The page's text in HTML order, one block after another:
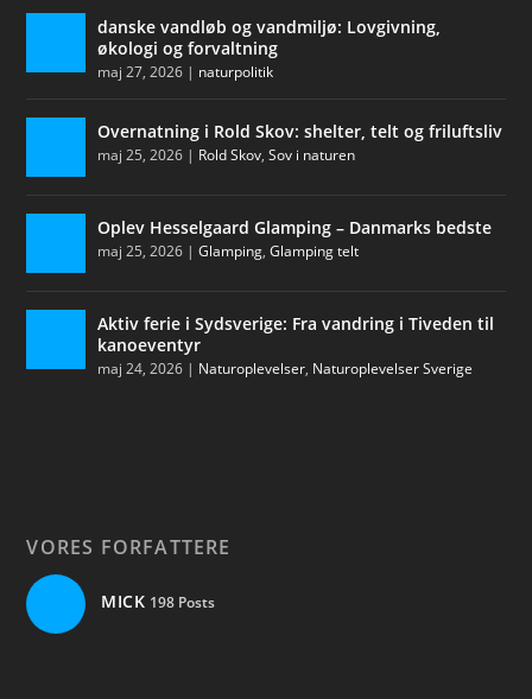
danske vandløb og vandmiljø: Lovgivning,
økologi og forvaltning
maj 27, 2026 | naturpolitik
Overnatning i Rold Skov: shelter, telt og friluftsliv
maj 25, 2026 | Rold Skov,Sov i naturen
Oplev Hesselgaard Glamping – Danmarks bedste
maj 25, 2026 |Glamping,Glamping telt
Aktiv ferie i Sydsverige: Fra vandring i Tiveden til
kanoeventyr
maj 24, 2026 | Naturoplevelser, Naturoplevelser Sverige
VORES FORFATTERE
MICK 198 Posts